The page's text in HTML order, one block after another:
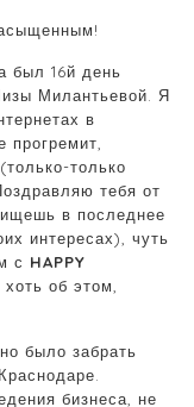
был 16й день
Милантьевой. Я
в
только
тебя от
в последнее
интересах), чуть
с HAPPY
об этом,
было забрать
бизнеса, не